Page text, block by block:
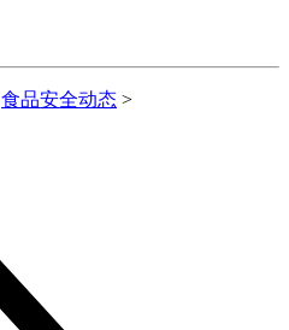
食品安全动态 >